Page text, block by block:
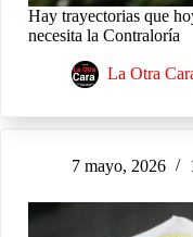
Hay trayectorias que
necesita la Contraloría
La Otra
7 mayo, 2026